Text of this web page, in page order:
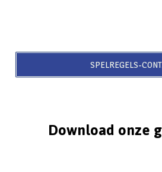
SPELREGELS-
Download onze